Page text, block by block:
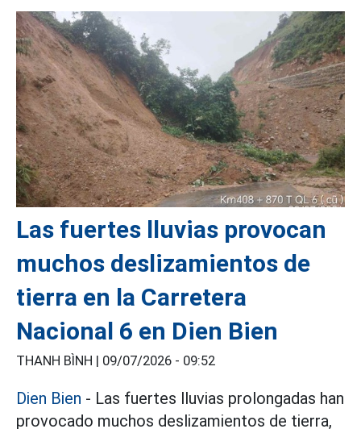
Las fuertes lluvias provocan
muchos deslizamientos de
tierra en la Carretera
Nacional 6 en Dien Bien
THANH BÌNH | 09/07/2026 - 09:52
Dien Bien - Las fuertes lluvias prolongadas han
provocado muchos deslizamientos de tierra,